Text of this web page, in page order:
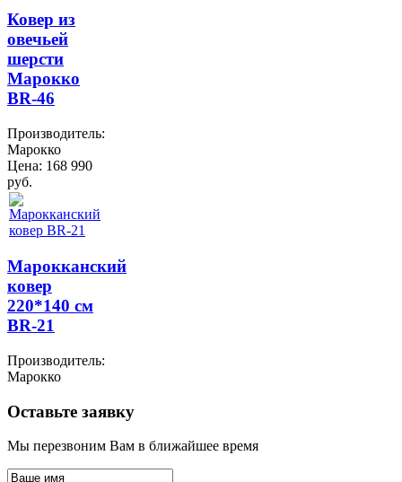
Ковер из
овечьей
шерсти
Марокко
BR-46
Производитель:
Марокко
Цена: 168 990
руб.
Марокканский
ковер
220*140 см
BR-21
Производитель:
Марокко
Оставьте заявку
Мы перезвоним Вам в ближайшее время